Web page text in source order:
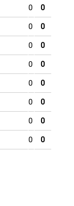
0 0
0 0
0 0
0 0
0 0
0 0
0 0
0 0